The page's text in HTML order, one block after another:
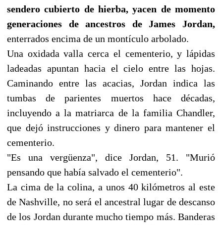
sendero cubierto de hierba, yacen de momento
generaciones de ancestros de James Jordan,
enterrados encima de un montículo arbolado.
Una oxidada valla cerca el cementerio, y lápidas
ladeadas apuntan hacia el cielo entre las hojas.
Caminando entre las acacias, Jordan indica las
tumbas de parientes muertos hace décadas,
incluyendo a la matriarca de la familia Chandler,
que dejó instrucciones y dinero para mantener el
cementerio.
"Es una vergüenza", dice Jordan, 51. "Murió
pensando que había salvado el cementerio".
La cima de la colina, a unos 40 kilómetros al este
de Nashville, no será el ancestral lugar de descanso
de los Jordan durante mucho tiempo más. Banderas